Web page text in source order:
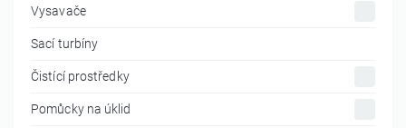
Vysavače
Sací turbíny
Čistící prostředky
Pomůcky na úklid